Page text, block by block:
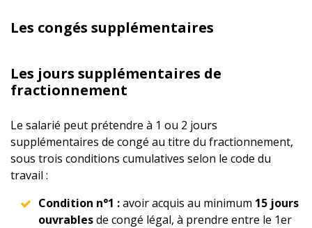
Les congés supplémentaires
Les jours supplémentaires de
fractionnement
Le salarié peut prétendre à 1 ou 2 jours
supplémentaires de congé au titre du fractionnement,
sous trois conditions cumulatives selon le code du
travail :
Condition n°1 :avoir acquis au minimum 15 jours
ouvrablesde congé légal, à prendre entre le 1er